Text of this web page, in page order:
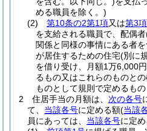
める職員を除く。)
(2)
第10条の2第1項又は第3項
を支給される職員で、配偶者
関係と同様の事情にある者を
が居住するための住宅(別に
を借り受け、月額1万6,000
るもの又はこれらのものと
ものとして規則で定めるもの
2
住居手当の月額は、 次の各号
て、 当該各号に定める額(当該
員にあっては、 当該各号に定